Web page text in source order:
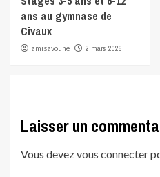
ans au gymnase de
Civaux
amisavouhe 2 mars 2026
Laisser un
Vous devezvous connecter